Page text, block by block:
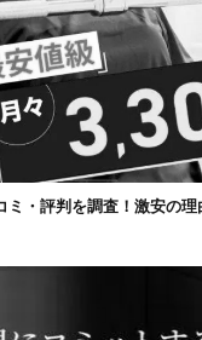
ミ・評判を調査！激安の理